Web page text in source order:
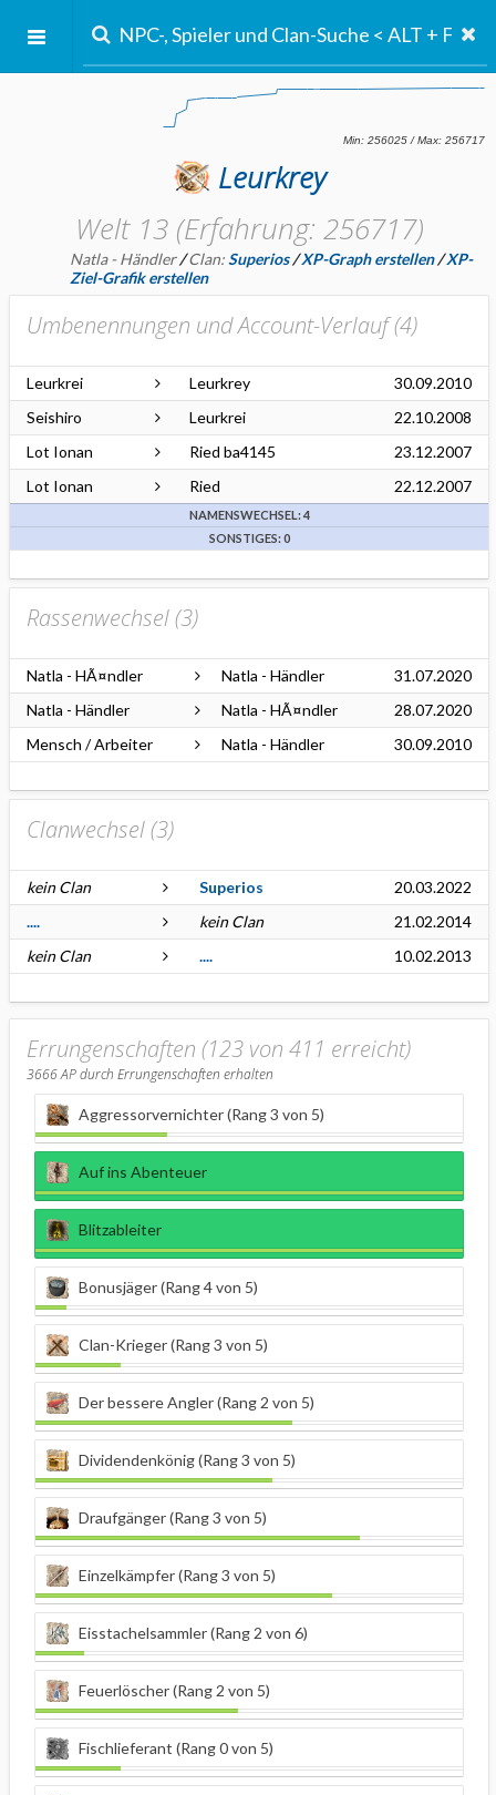
Leurkrey
Welt 13 (Erfahrung: 256717)
Natla - Händler/Clan:Superios /XP-Graph erstellen/XP-
Ziel-Grafik erstellen
Umbenennungen und Account-Verlauf (4)
Leurkrei Leurkrey
30.09.2010
Seishiro
Leurkrei
22.10.2008
Lot Ionan
Ried ba4145
23.12.2007
Lot Ionan
Ried 22.12.2007
NAMENSWECHSEL: 4
SONSTIGES: 0
Rassenwechsel (3)
Natla - HÃ¤ndler Natla - Händler
31.07.2020
Natla - Händler
Natla - HÃ¤ndler
28.07.2020
Mensch / Arbeiter
Natla - Händler 30.09.2010
Clanwechsel (3)
kein Clan Superios
20.03.2022
....
kein Clan
21.02.2014
kein Clan
.... 10.02.2013
Errungenschaften (123 von 411 erreicht)
3666AP durch Errungenschaften erhalten
Aggressorvernichter (Rang 3 von 5)
Auf ins Abenteuer
Blitzableiter
Bonusjäger (Rang 4 von 5)
Clan-Krieger (Rang 3 von 5)
Der bessere Angler (Rang 2 von 5)
Dividendenkönig (Rang 3 von 5)
Draufgänger (Rang 3 von 5)
Einzelkämpfer (Rang 3 von 5)
Eisstachelsammler (Rang 2 von 6)
Feuerlöscher (Rang 2 von 5)
Fischlieferant (Rang 0 von 5)